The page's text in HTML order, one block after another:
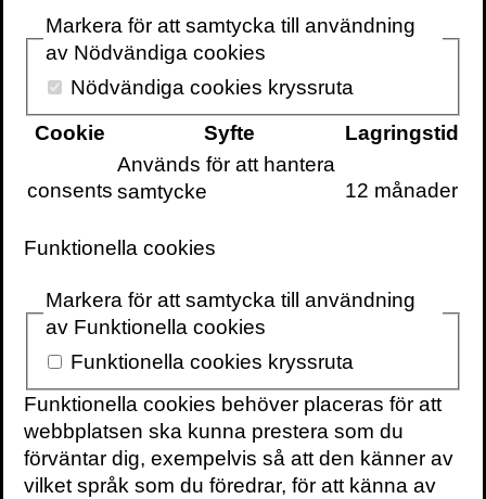
This Life
utkom på Volante i oktober 2020
med den svenska titelnVårt enda liv:
Sekulär tro och andlig frihet
This lifegavs först ut 2019. Den
benämndes som ”årets bästa bok” i bland
annat brittiskaThe Guardianoch har varit
föremål för specialnummer i
Los Angeles
prestigefyllda René Wellek-priset. För den
svenska utgåvan har Martin Hägglund
utvidgat och fördjupat det internationellt
hyllade originalet utifrån en översättning av
Andreas Vesterlund.
Läs mer:
Markera för att samtycka till användning
av Nödvändiga cookies
Nödvändiga cookies kryssruta
Cookie
Syfte Lagringstid
consents
Används för att hantera
samtycke
12 månader
Funktionella cookies
Markera för att samtycka till användning
av Funktionella cookies
Funktionella cookies kryssruta
Funktionella cookies behöver placeras för att
webbplatsen ska kunna prestera som du
förväntar dig, exempelvis så att den känner av
vilket språk som du föredrar, för att känna av